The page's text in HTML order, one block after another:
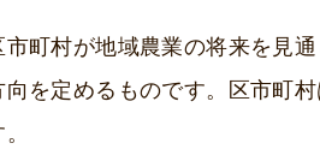
町村が地域農業の将来を見
を定めるものです。区市町